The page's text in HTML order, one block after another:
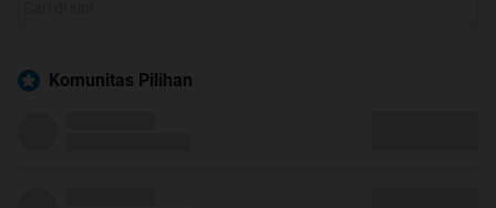
Komunitas Pilihan